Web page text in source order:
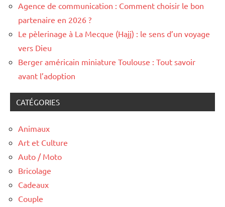
Agence de communication : Comment choisir le bon
partenaire en 2026 ?
Le pèlerinage à La Mecque (Hajj) : le sens d’un voyage
vers Dieu
Berger américain miniature Toulouse : Tout savoir
avant l’adoption
CATÉGORIES
Animaux
Art et Culture
Auto / Moto
Bricolage
Cadeaux
Couple